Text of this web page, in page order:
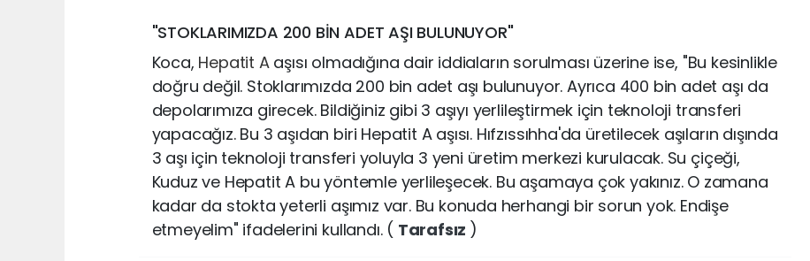
"STOKLARIMIZDA 200 BİN ADET AŞI BULUNUYOR"
Koca, Hepatit Aaşısı olmadığına dair iddiaların sorulması üzerine ise, "Bu kesinlikle
doğru değil. Stoklarımızda 200 bin adet aşı bulunuyor. Ayrıca 400 bin adet aşı da
depolarımıza girecek. Bildiğiniz gibi 3 aşıyı yerlileştirmek için teknoloji transferi
yapacağız. Bu 3 aşıdan biri Hepatit A aşısı. Hıfzıssıhha'da üretilecek aşıların dışında
3 aşı için teknoloji transferi yoluyla 3 yeni üretim merkezi kurulacak. Su çiçeği,
Kuduz ve Hepatit A bu yöntemle yerlileşecek. Bu aşamaya çok yakınız. O zamana
kadar da stokta yeterli aşımız var. Bu konuda herhangi bir sorun yok. Endişe
etmeyelim" ifadelerini kullandı. ( Tarafsız )